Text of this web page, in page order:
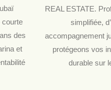
courte
des
et
REAL ESTATE.
simplifiée,
accompagnement
protégeons vos
durable sur